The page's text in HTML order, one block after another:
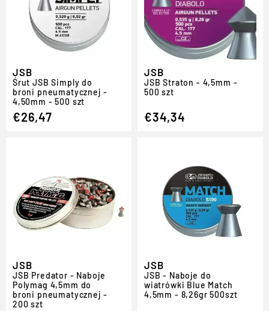
JSB
Śrut JSB Simply do
broni pneumatycznej -
4,50mm - 500 szt
€26,47
JSB
JSB Straton - 4,5mm -
500 szt
€34,34
JSB
JSB Predator - Naboje
Polymag 4,5mm do
broni pneumatycznej -
200 szt
JSB
JSB - Naboje do
wiatrówki Blue Match
4,5mm - 8,26gr 500szt